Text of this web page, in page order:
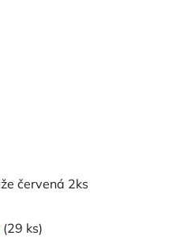
červená 2ks
(29 ks)